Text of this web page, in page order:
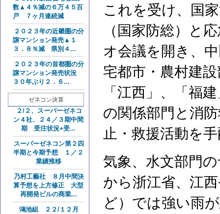
数▲４％減の６万４５百
戸 ７ヶ月連続減
２０２３年の近畿圏の分
譲マンション発売▲１
３．８％減 県別４...
２０２３年の首都圏の分
譲マンション発売状況
３０年ぶり２．６...
ゼネコン決算
２/２、スーパーゼネコ
ン４社、２４／３期中間
期 受注状況+受...
スーパーゼネコン第２四
半期と今期予想 １／２
業績推移
乃村工藝社 ８月中間決
算予想を上方修正 大型
再開発ビルの商業...
鴻池組 ２２/１２月
これを受け、国
（国家防総）と
オ会議を開き、
宅都市・農村建
「江西」、「福
の関係部門と消
止・救援活動を
気象、水文部門
から浙江省、江
ど）では強い雨